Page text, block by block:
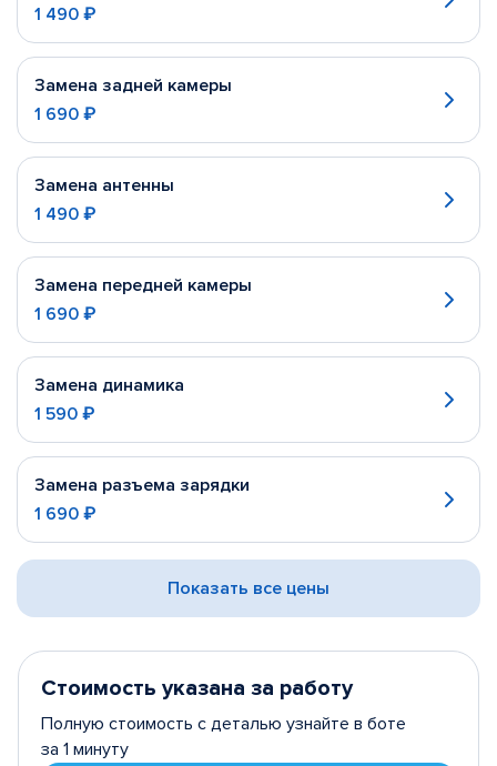
1 490 ₽
Замена задней камеры
1 690 ₽
Замена антенны
1 490 ₽
Замена передней камеры
1 690 ₽
Замена динамика
1 590 ₽
Замена разъема зарядки
1 690 ₽
Показать все цены
Стоимость указана за работу
Полную стоимость с деталью узнайте в боте
за 1 минуту